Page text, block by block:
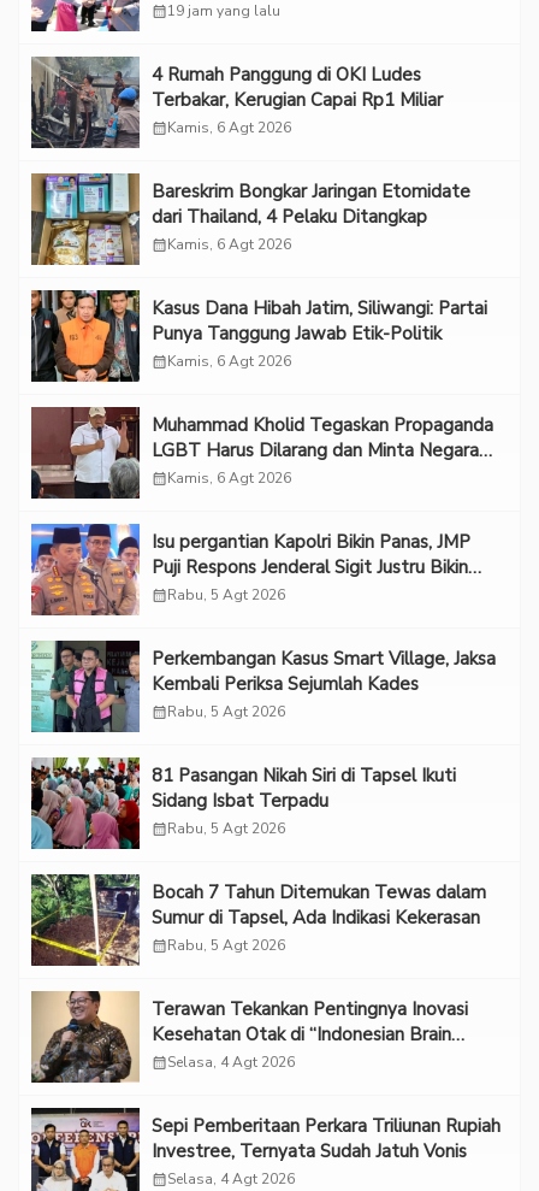
calendar_month19 jam yang lalu
‎4 Rumah Panggung di OKI Ludes
Terbakar, Kerugian Capai Rp1 Miliar
calendar_monthKamis, 6 Agt 2026
Bareskrim Bongkar Jaringan Etomidate
dari Thailand, 4 Pelaku Ditangkap
calendar_monthKamis, 6 Agt 2026
Kasus Dana Hibah Jatim, Siliwangi: Partai
Punya Tanggung Jawab Etik-Politik
calendar_monthKamis, 6 Agt 2026
Muhammad Kholid Tegaskan Propaganda
LGBT Harus Dilarang dan Minta Negara
Melindungi Korban
calendar_monthKamis, 6 Agt 2026
Isu pergantian Kapolri Bikin Panas, JMP
Puji Respons Jenderal Sigit Justru Bikin
“Adem”
calendar_monthRabu, 5 Agt 2026
Perkembangan Kasus Smart Village, Jaksa
Kembali Periksa Sejumlah Kades
calendar_monthRabu, 5 Agt 2026
81 Pasangan Nikah Siri di Tapsel Ikuti
Sidang Isbat Terpadu
calendar_monthRabu, 5 Agt 2026
Bocah 7 Tahun Ditemukan Tewas dalam
Sumur di Tapsel, Ada Indikasi Kekerasan
calendar_monthRabu, 5 Agt 2026
Terawan Tekankan Pentingnya Inovasi
Kesehatan Otak di “Indonesian Brain
Forum 2026 UPN Veteran Jakarta”
calendar_monthSelasa, 4 Agt 2026
Sepi Pemberitaan Perkara Triliunan Rupiah
Investree, Ternyata Sudah Jatuh Vonis
calendar_monthSelasa, 4 Agt 2026